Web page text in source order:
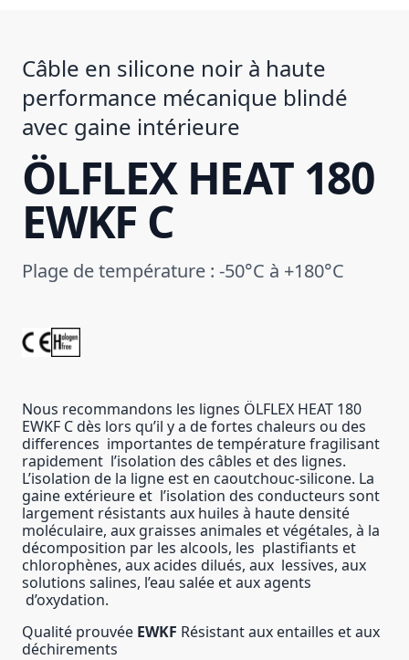
Câble en silicone noir à haute
performance mécanique blindé
avec gaine intérieure
ÖLFLEX HEAT 180
EWKF C
Plage de température : -50°C à +180°C
Nous recommandons les lignes ÖLFLEX HEAT 180
EWKF C dès lors qu’il y a de fortes chaleurs ou des
differences importantes de température fragilisant
rapidement l’isolation des câbles et des lignes.
L’isolation de la ligne est en caoutchouc-silicone. La
gaine extérieure et l’isolation des conducteurs sont
largement résistants aux huiles à haute densité
moléculaire, aux graisses animales et végétales, à la
décomposition par les alcools, les plastifiants et
chlorophènes, aux acides dilués, aux lessives, aux
solutions salines, l’eau salée et aux agents
d’oxydation.
Qualité prouvée EWKF Résistant aux entailles et aux
déchirements